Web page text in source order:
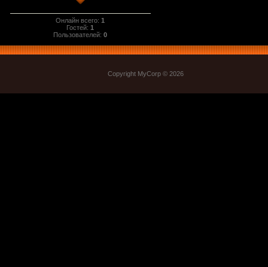
Онлайн всего:1
Гостей:1
Пользователей:0
Copyright MyCorp © 2026